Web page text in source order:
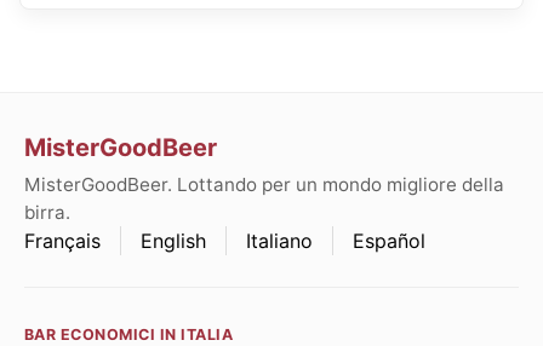
MisterGoodBeer
MisterGoodBeer. Lottando per un mondo migliore della
birra.
Français English Italiano Español
BAR ECONOMICI IN ITALIA